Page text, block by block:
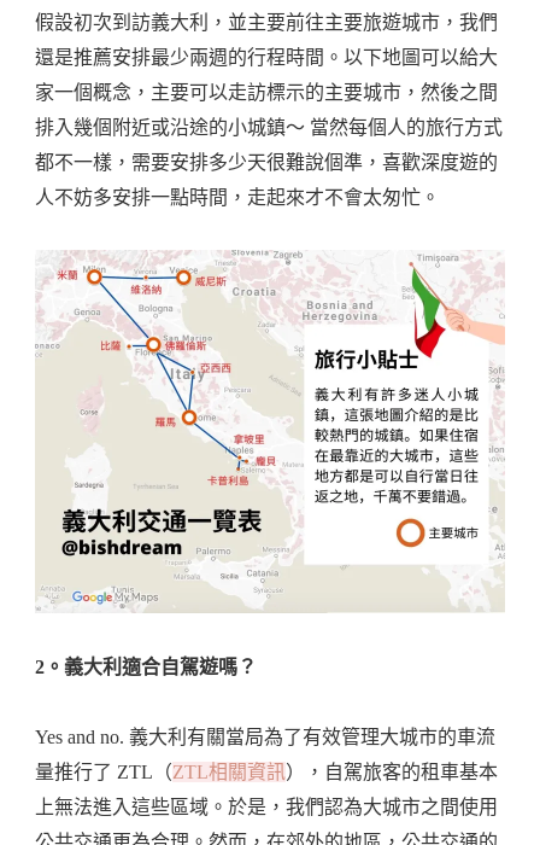
假設初次到訪義大利，並主要前往主要旅遊城市，我們
還是推薦安排最少兩週的行程時間。以下地圖可以給大
家一個概念，主要可以走訪標示的主要城市，然後之間
排入幾個附近或沿途的小城鎮～ 當然每個人的旅行方式
都不一樣，需要安排多少天很難說個準，喜歡深度遊的
人不妨多安排一點時間，走起來才不會太匆忙。
2。義大利適合自駕遊嗎？
Yes and no. 義大利有關當局為了有效管理大城市的車流
量推行了 ZTL（ZTL相關資訊），自駕旅客的租車基本
上無法進入這些區域。於是，我們認為大城市之間使用